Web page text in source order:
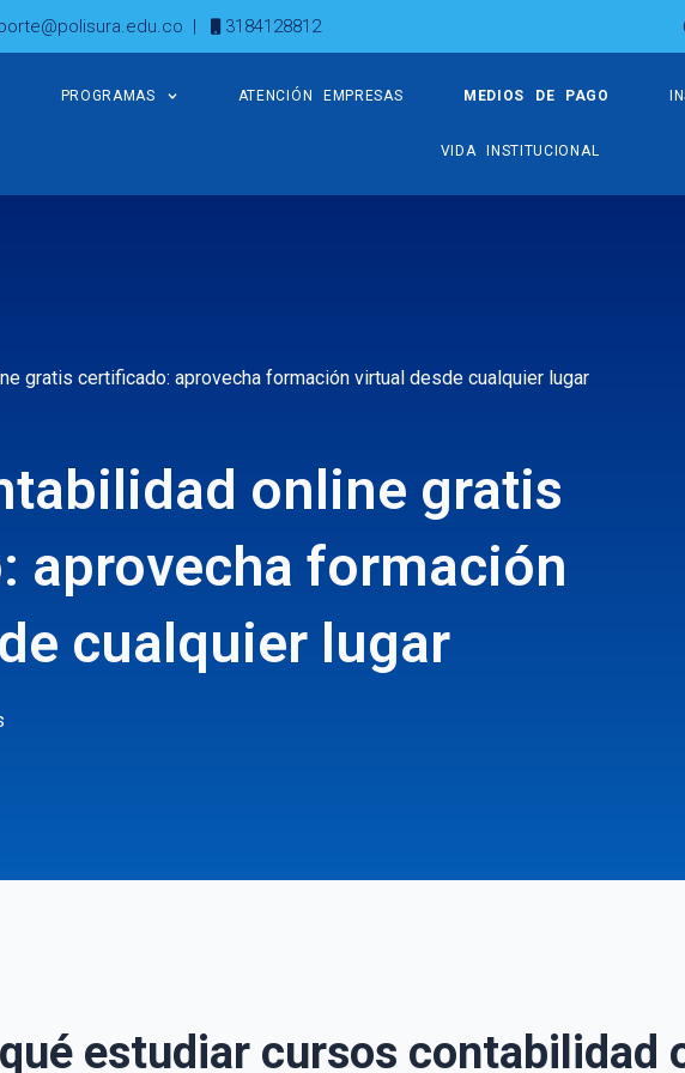
| 3184128812
PROGRAMAS ATENCIÓN EMPRESAS MEDIOS DE PAGO
VIDA INSTITUCIONAL
gratis certificado: aprovecha formación virtual desde cualquier lugar
online gratis
aprovecha formación
cualquier lugar
estudiar cursos contabilidad